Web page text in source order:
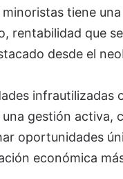
tiene
rentabilidad que
desde el
infrautilizadas
gestión activa,
oportunidades
económica